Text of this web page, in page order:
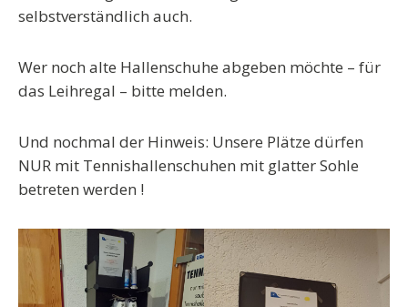
selbstverständlich auch.
Wer noch alte Hallenschuhe abgeben möchte – für
das Leihregal – bitte melden.
Und nochmal der Hinweis: Unsere Plätze dürfen
NUR mit Tennishallenschuhen mit glatter Sohle
betreten werden !